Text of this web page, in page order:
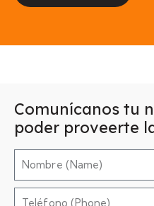
Comunícanos tu
poder proveerte